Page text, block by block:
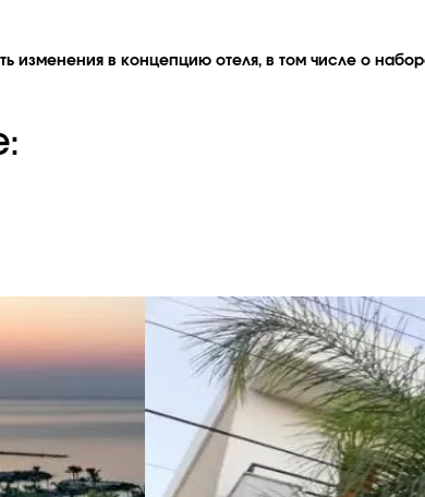
изменения в концепцию отеля, в том числе о